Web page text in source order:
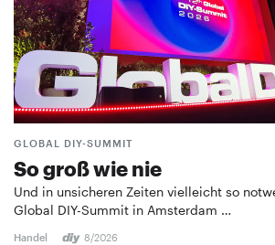
GLOBAL DIY-SUMMIT
So groß wie nie
Und in unsicheren Zeiten vielleicht so
Global DIY-Summit in Amsterdam …
Handel 8/2026